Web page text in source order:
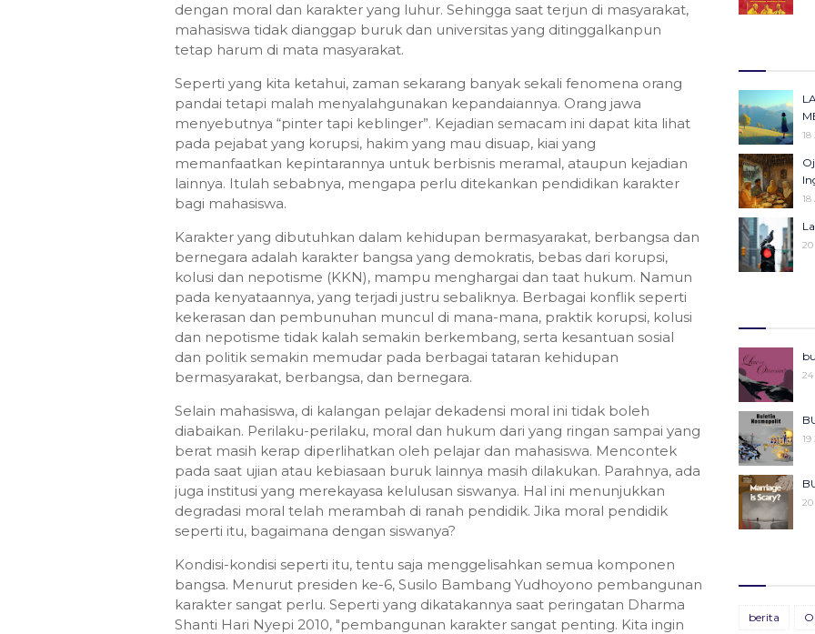
dengan moral dan karakter yang luhur. Sehingga saat terjun di masyarakat,
mahasiswa tidak dianggap buruk dan universitas yang ditinggalkanpun
tetap harum di mata masyarakat.
Seperti yang kita ketahui, zaman sekarang banyak sekali fenomena orang
pandai tetapi malah menyalahgunakan kepandaiannya. Orang jawa
menyebutnya “pinter tapi keblinger”. Kejadian semacam ini dapat kita lihat
pada pejabat yang korupsi, hakim yang mau disuap, kiai yang
memanfaatkan kepintarannya untuk berbisnis meramal, ataupun kejadian
lainnya. Itulah sebabnya, mengapa perlu ditekankan pendidikan karakter
bagi mahasiswa.
Karakter yang dibutuhkan dalam kehidupan bermasyarakat, berbangsa dan
bernegara adalah karakter bangsa yang demokratis, bebas dari korupsi,
kolusi dan nepotisme (KKN), mampu menghargai dan taat hukum. Namun
pada kenyataannya, yang terjadi justru sebaliknya. Berbagai konflik seperti
kekerasan dan pembunuhan muncul di mana-mana, praktik korupsi, kolusi
dan nepotisme tidak kalah semakin berkembang, serta kesantuan sosial
dan politik semakin memudar pada berbagai tataran kehidupan
bermasyarakat, berbangsa, dan bernegara.
Selain mahasiswa, di kalangan pelajar dekadensi moral ini tidak boleh
diabaikan. Perilaku-perilaku, moral dan hukum dari yang ringan sampai yang
berat masih kerap diperlihatkan oleh pelajar dan mahasiswa. Mencontek
pada saat ujian atau kebiasaan buruk lainnya masih dilakukan. Parahnya, ada
juga institusi yang merekayasa kelulusan siswanya. Hal ini menunjukkan
degradasi moral telah merambah di ranah pendidik. Jika moral pendidik
seperti itu, bagaimana dengan siswanya?
Kondisi-kondisi seperti itu, tentu saja menggelisahkan semua komponen
bangsa. Menurut presiden ke-6, Susilo Bambang Yudhoyono pembangunan
karakter sangat perlu. Seperti yang dikatakannya saat peringatan Dharma
Shanti Hari Nyepi 2010, "pembangunan karakter sangat penting. Kita ingin
13
27
27
18
18
22
18
19
berita